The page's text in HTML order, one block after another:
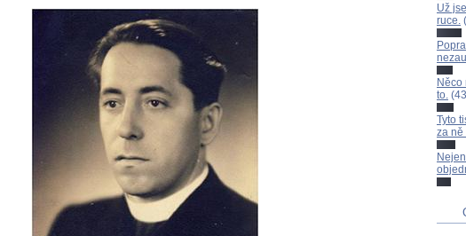
Už
ruce.
Něco
to.
Tyto
za ně